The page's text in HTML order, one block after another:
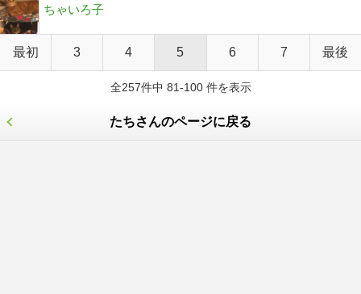
ちゃいろ子
最初 3 4 5 6 7 最後
全257件中 81-100 件を表示
たちさんのページに戻る